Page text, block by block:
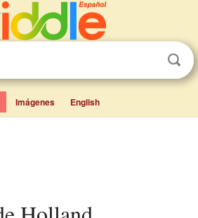
Imágenes English